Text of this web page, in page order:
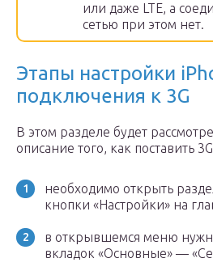
или даже LTE, а
сетью при этом нет.
Этапы настройки
подключения к 3G
В этом разделе будет
описание того, как поставить
необходимо открыть
кнопки «Настройки» на
в открывшемся меню
вкладок «Основные» —